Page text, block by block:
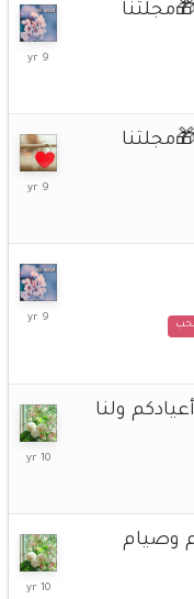
30
16
13
ولنا
15
وصيام
25